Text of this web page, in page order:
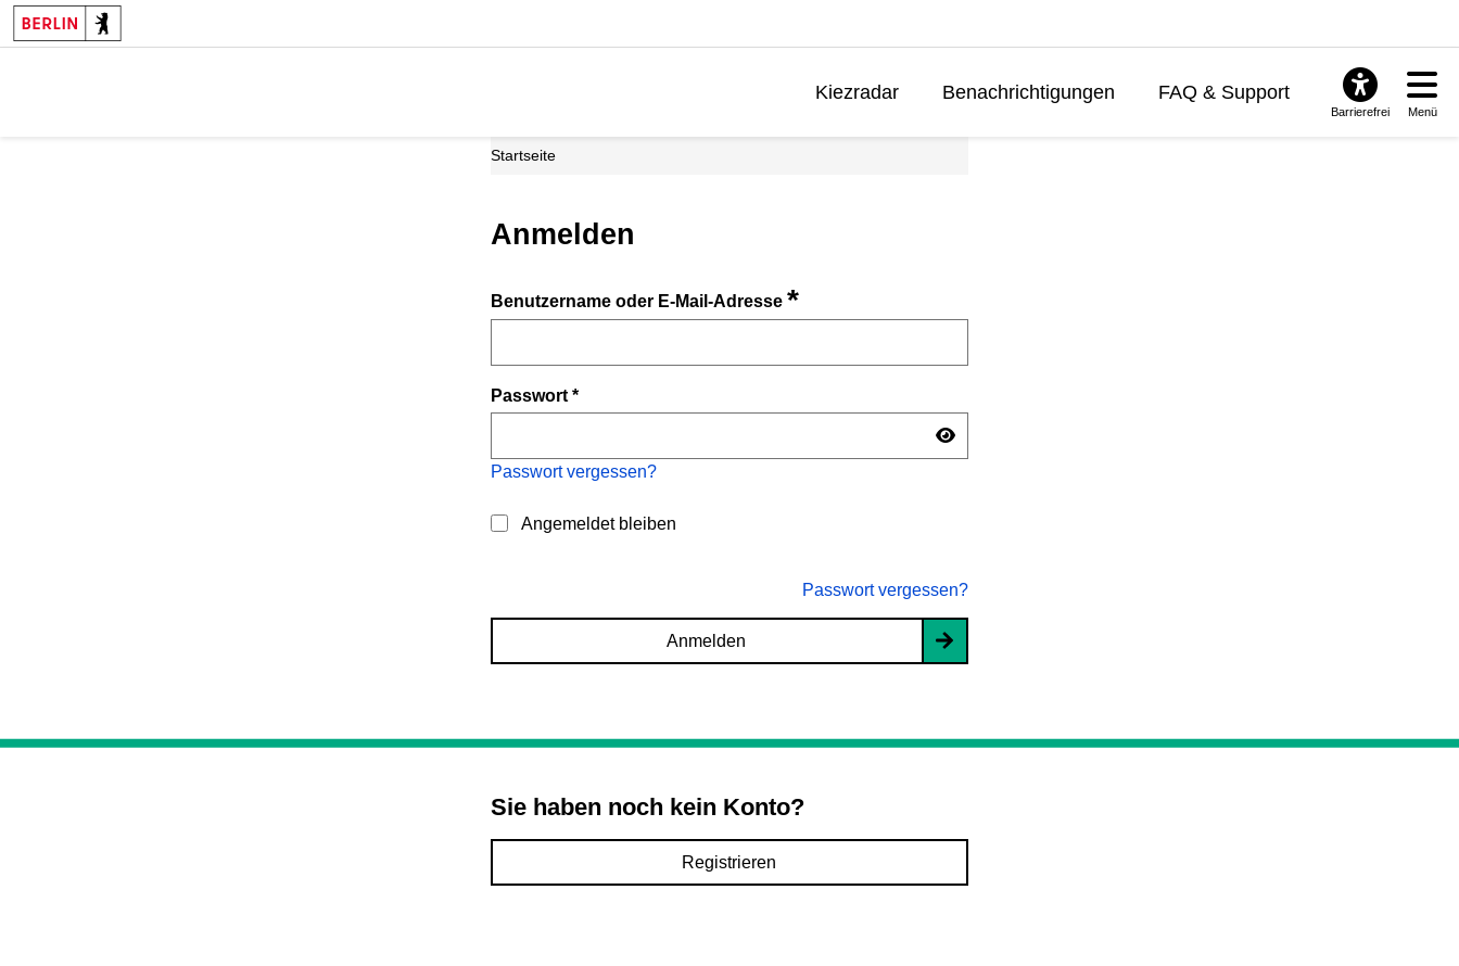
Kiezradar Benachrichtigungen FAQ & Support
Barrierefrei Menü
Startseite
Anmelden
Benutzername oder E-Mail-Adresse*
Passwort*
Passwort vergessen?
Angemeldet bleiben
Passwort vergessen?
Anmelden
Sie haben noch kein Konto?
Registrieren